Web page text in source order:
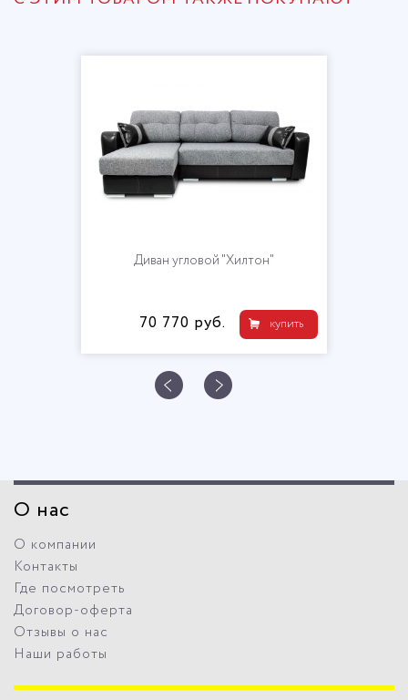
Диван угловой "Хилтон"
купить
70 770 руб.
О нас
О компании
Контакты
Где посмотреть
Договор-оферта
Отзывы о нас
Наши работы